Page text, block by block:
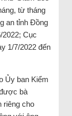
từ tháng
an tỉnh Đồng
2022; Cục
1/7/2022 đến
Ủy ban Kiểm
bà
riêng cho